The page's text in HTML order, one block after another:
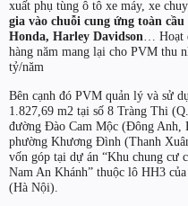
xuất phụ tùng ô tô xe máy, xe
gia vào chuỗi cung ứng toàn
Honda, Harley Davidson… Hoạt
hàng năm mang lại cho PVM thu
tỷ/năm
Bên cạnh đó PVM quản lý và sử
1.827,69 m2 tại số 8 Tràng Thi
đường Đào Cam Mộc (Đông Anh,
phường Khương Đình (Thanh
vốn góp tại dự án “Khu chung cư
Nam An Khánh” thuộc lô HH3
(Hà Nội).